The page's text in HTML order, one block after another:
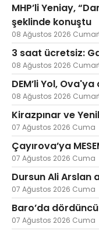
MHP’li Yeniay,
şeklinde konuştu
08 Ağustos 2026
3 saat ücretsiz:
08 Ağustos 2026
DEM’li Yol,
08 Ağustos 2026
Kirazpınar ve
07 Ağustos 2026 Cuma
Çayırova’ya
07 Ağustos 2026 Cuma
Dursun Ali Arslan
07 Ağustos 2026 Cuma
Baro’da
07 Ağustos 2026 Cuma